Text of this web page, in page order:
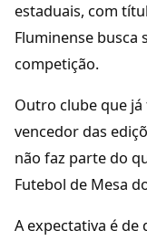
estaduais, com
Fluminense busca
competição.
Outro clube que já
vencedor das
não faz parte do
Futebol de Mesa
A expectativa é de